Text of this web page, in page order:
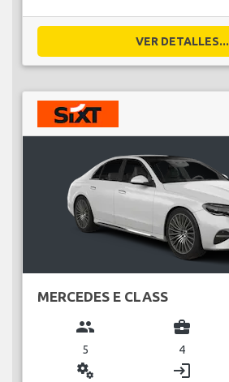
VER DETALLES...
MERCEDES E CLASS
group
5
business_center
4
miscellaneous_services login